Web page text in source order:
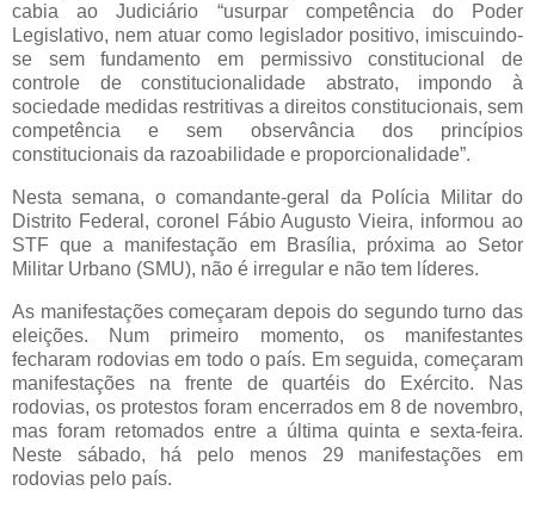
cabia ao Judiciário “usurpar competência do Poder
Legislativo, nem atuar como legislador positivo, imiscuindo-
se sem fundamento em permissivo constitucional de
controle de constitucionalidade abstrato, impondo à
sociedade medidas restritivas a direitos constitucionais, sem
competência e sem observância dos princípios
constitucionais da razoabilidade e proporcionalidade”.
Nesta semana, o comandante-geral da Polícia Militar do
Distrito Federal, coronel Fábio Augusto Vieira, informou ao
STF que a manifestação em Brasília, próxima ao Setor
Militar Urbano (SMU), não é irregular e não tem líderes.
As manifestações começaram depois do segundo turno das
eleições. Num primeiro momento, os manifestantes
fecharam rodovias em todo o país. Em seguida, começaram
manifestações na frente de quartéis do Exército. Nas
rodovias, os protestos foram encerrados em 8 de novembro,
mas foram retomados entre a última quinta e sexta-feira.
Neste sábado, há pelo menos 29 manifestações em
rodovias pelo país.